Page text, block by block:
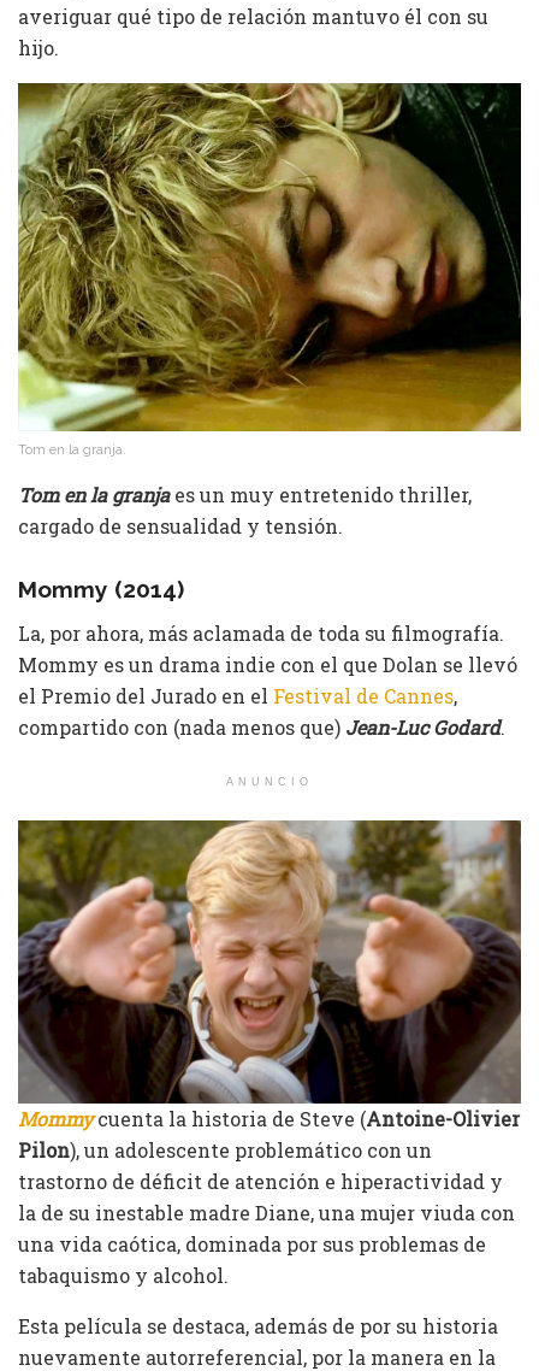
averiguar qué tipo de relación mantuvo él con su
hijo.
Tom en la granja.
Tom en la granjaes un muy entretenido thriller,
cargado de sensualidad y tensión.
Mommy (2014)
La, por ahora, más aclamada de toda su filmografía.
Mommy es un drama indie con el que Dolan se llevó
el Premio del Jurado en el Festival de Cannes,
compartido con (nada menos que) Jean-Luc Godard.
ANUNCIO
Mommycuenta la historia de Steve (Antoine-Olivier
Pilon), un adolescente problemático con un
trastorno de déficit de atención e hiperactividad y
la de su inestable madre Diane, una mujer viuda con
una vida caótica, dominada por sus problemas de
tabaquismo y alcohol.
Esta película se destaca, además de por su historia
nuevamente autorreferencial, por la manera en la